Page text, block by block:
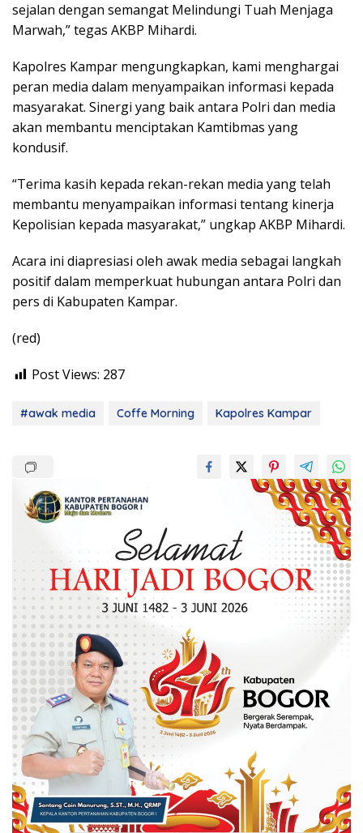
sejalan dengan semangat Melindungi Tuah Menjaga
Marwah,” tegas AKBP Mihardi.
Kapolres Kampar mengungkapkan, kami menghargai
peran media dalam menyampaikan informasi kepada
masyarakat. Sinergi yang baik antara Polri dan media
akan membantu menciptakan Kamtibmas yang
kondusif.
“Terima kasih kepada rekan-rekan media yang telah
membantu menyampaikan informasi tentang kinerja
Kepolisian kepada masyarakat,” ungkap AKBP Mihardi.
Acara ini diapresiasi oleh awak media sebagai langkah
positif dalam memperkuat hubungan antara Polri dan
pers di Kabupaten Kampar.
(red)
Post Views: 287
#awak media Coffe Morning Kapolres Kampar